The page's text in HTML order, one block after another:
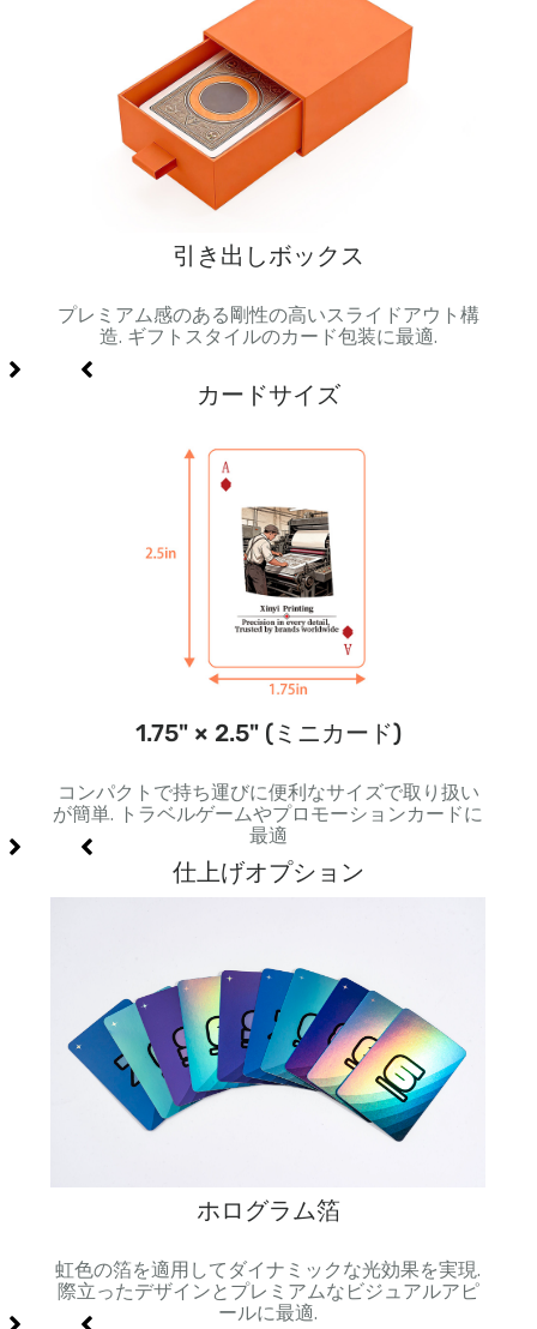
引き出しボックス
プレミアム感のある剛性の高いスライドアウト構
造. ギフトスタイルのカード包装に最適.
カードサイズ
1.75" × 2.5" (ミニカード)
コンパクトで持ち運びに便利なサイズで取り扱い
が簡単. トラベルゲームやプロモーションカードに
最適
仕上げオプション
ホログラム箔
虹色の箔を適用してダイナミックな光効果を実現.
際立ったデザインとプレミアムなビジュアルアピ
ールに最適.